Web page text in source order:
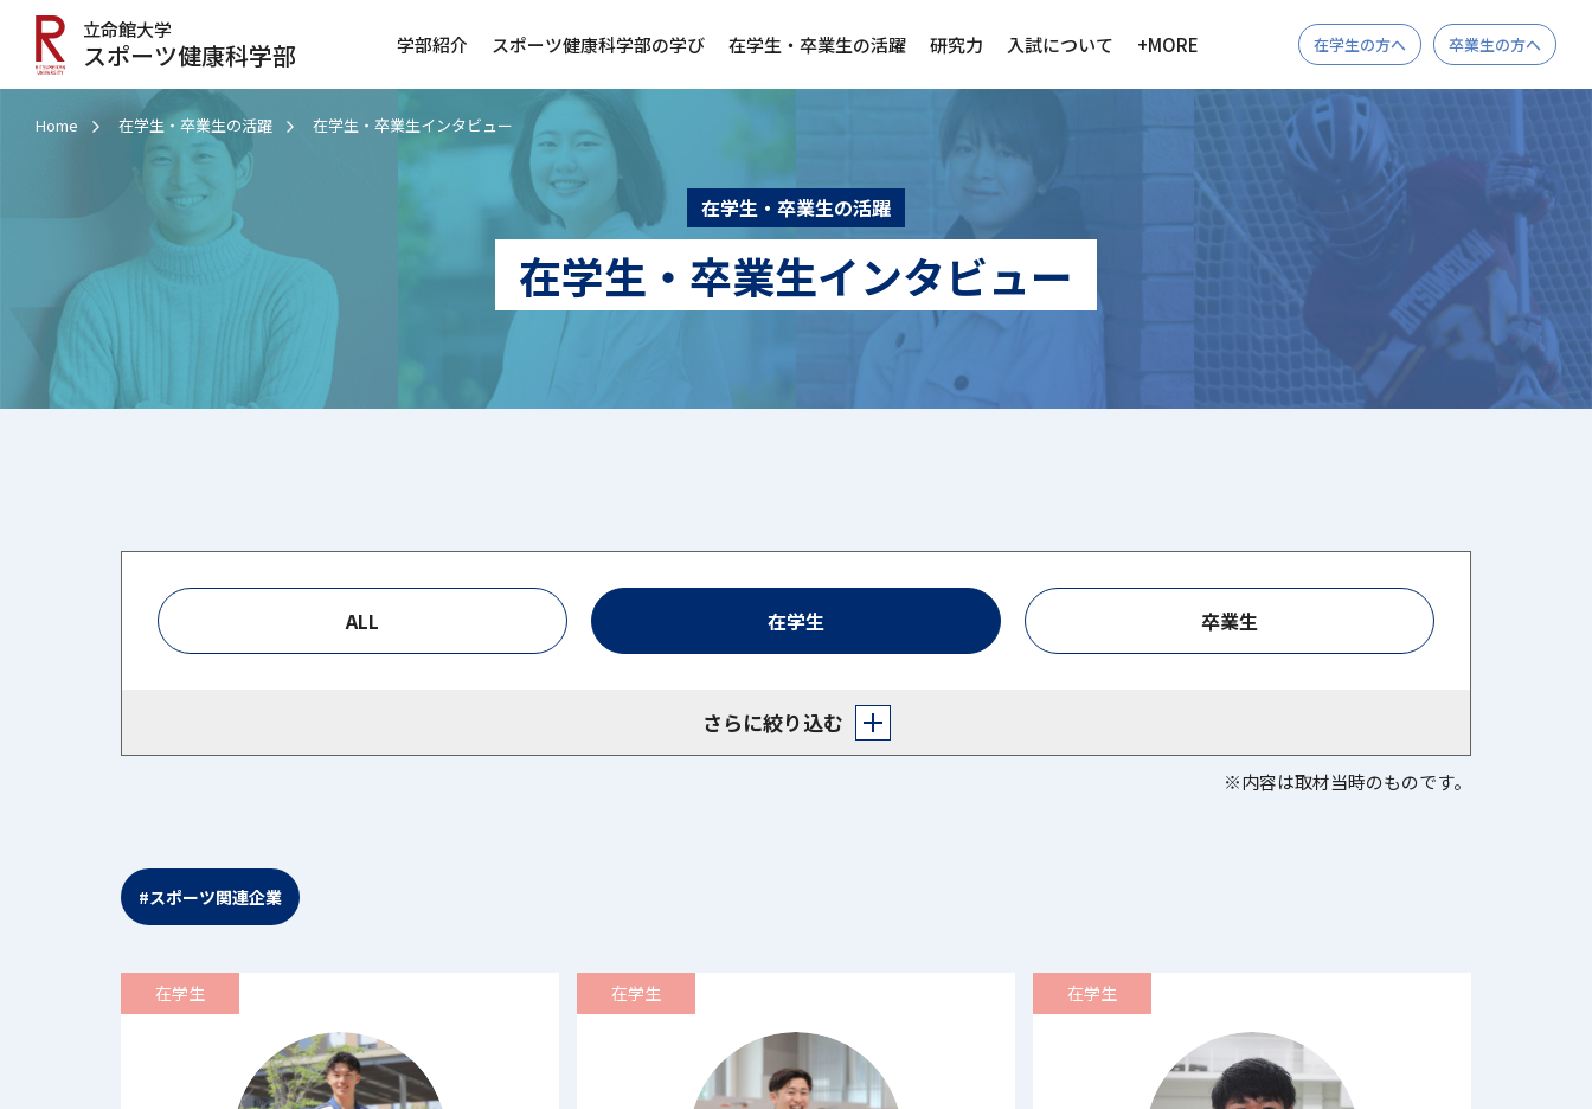
立命館大学
スポーツ健康科学部 学部紹介 スポーツ健康科学部の学び 在学生・卒業生の活躍 研究力 入試について +MORE 在学生の方へ 卒業生の方へ
在学生・卒業生の活躍
在学生・卒業生インタビュー
Home 在学生・卒業生の活躍 在学生・卒業生インタビュー
ALL 在学生 卒業生
さらに絞り込む
※内容は取材当時のものです。
#スポーツ関連企業
在学生 在学生 在学生